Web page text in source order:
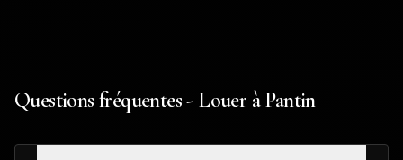
Questions fréquentes - Louer à Pantin